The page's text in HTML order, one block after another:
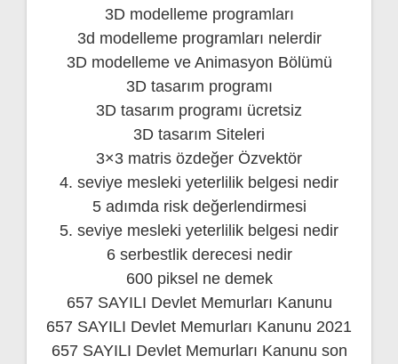
3D modelleme programları
3d modelleme programları nelerdir
3D modelleme ve Animasyon Bölümü
3D tasarım programı
3D tasarım programı ücretsiz
3D tasarım Siteleri
3×3 matris özdeğer Özvektör
4. seviye mesleki yeterlilik belgesi nedir
5 adımda risk değerlendirmesi
5. seviye mesleki yeterlilik belgesi nedir
6 serbestlik derecesi nedir
600 piksel ne demek
657 SAYILI Devlet Memurları Kanunu
657 SAYILI Devlet Memurları Kanunu 2021
657 SAYILI Devlet Memurları Kanunu son